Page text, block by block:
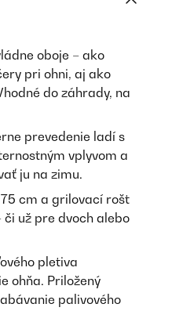
oboje – ako
pri ohni, aj ako
do záhrady, na
prevedenie ladí s
vplyvom a
ju na zimu.
cm a grilovací rošt
už pre dvoch alebo
pletiva
ohňa. Priložený
palivového